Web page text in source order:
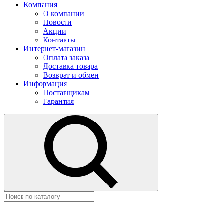
Компания
О компании
Новости
Акции
Контакты
Интернет-магазин
Оплата заказа
Доставка товара
Возврат и обмен
Информация
Поставщикам
Гарантия